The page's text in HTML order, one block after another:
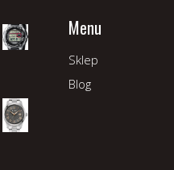
Menu
Sklep
Blog